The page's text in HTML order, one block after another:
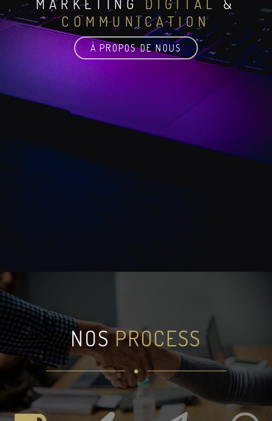
MARKETINGDIGITAL
&
COMMUNICATION
À PROPOS DE NOUS
NOSPROCESS